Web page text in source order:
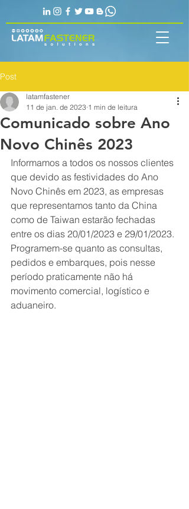
Post
Comunicado sobre Ano
Novo Chinês 2023
latamfastener
11 de jan. de 2023 1 min de leitura
Informamos a todos os nossos clientes
que devido as festividades do Ano
Novo Chinês em 2023, as empresas
que representamos tanto da China
como de Taiwan estarão fechadas
entre os dias 20/01/2023 e 29/01/2023.
Programem-se quanto as consultas,
pedidos e embarques, pois nesse
período praticamente não há
movimento comercial, logístico e
aduaneiro.